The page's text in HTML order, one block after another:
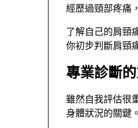
經歷過頸部疼痛
了解自己的肩頸
你初步判斷肩頸
專業診斷
雖然自我評估很
身體狀況的關鍵。